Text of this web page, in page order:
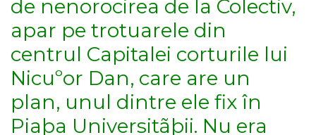
de nenorocirea de la Colectiv,
apar pe trotuarele din
centrul Capitalei corturile lui
Nicuºor Dan, care are un
plan, unul dintre ele fix în
Piaþa Universitãþii. Nu era